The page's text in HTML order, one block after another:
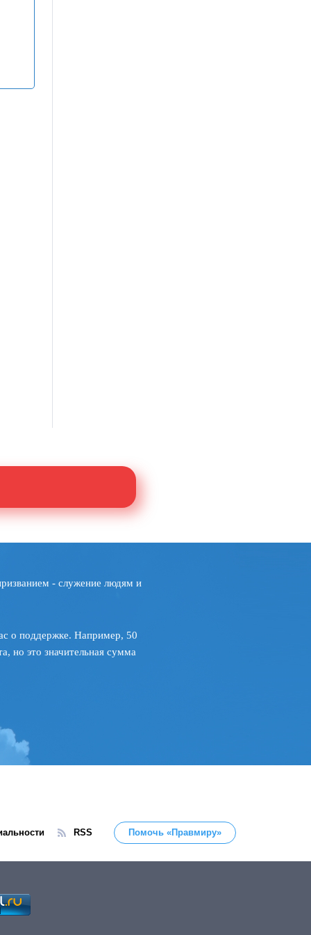
- служение людям и
о поддержке. Например, 50
но это значительная сумма
RSS Помочь «Правмиру»